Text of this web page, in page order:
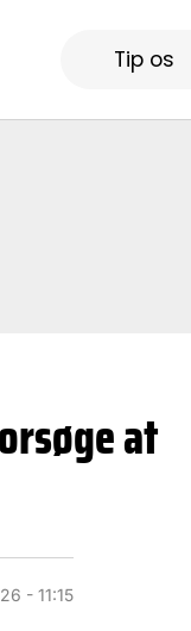
Tip os
at
- 11:15